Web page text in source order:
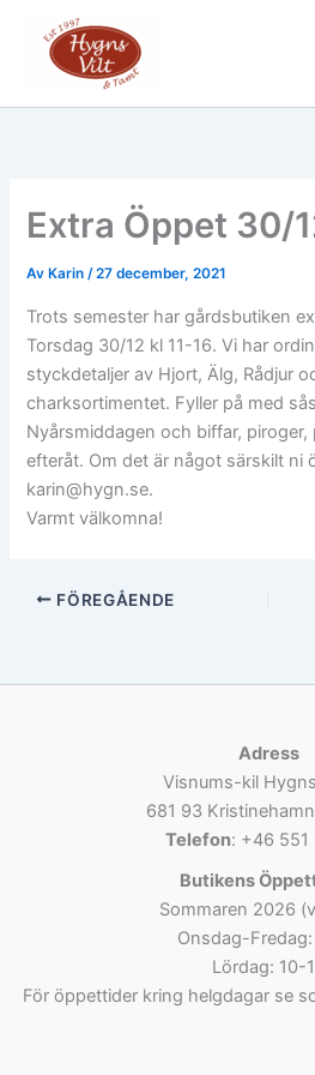
innehåll
Extra Öppet 30/
Av Karin/27 december, 2021
Trots semester har gårdsbutiken
Torsdag 30/12 kl 11-16. Vi har
styckdetaljer av Hjort, Älg, Rådjur
charksortimentet. Fyller på med
Nyårsmiddagen och biffar, piroger,
efteråt. Om det är något särskilt ni
karin@hygn.se.
Varmt välkomna!
FÖREGÅENDE
Adress
Visnums-kil
681 93
Telefon: +46 551
Butikens
Sommaren 2026
Onsdag-Fredag:
Lördag: 10-
För öppettider kring helgdagar se